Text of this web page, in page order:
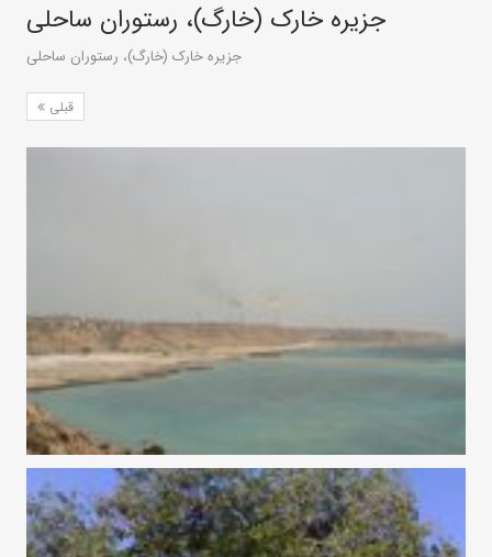
جزیره خارک (خارگ)، رستوران ساحلی
جزیره خارک (خارگ)، رستوران ساحلی
قبلی